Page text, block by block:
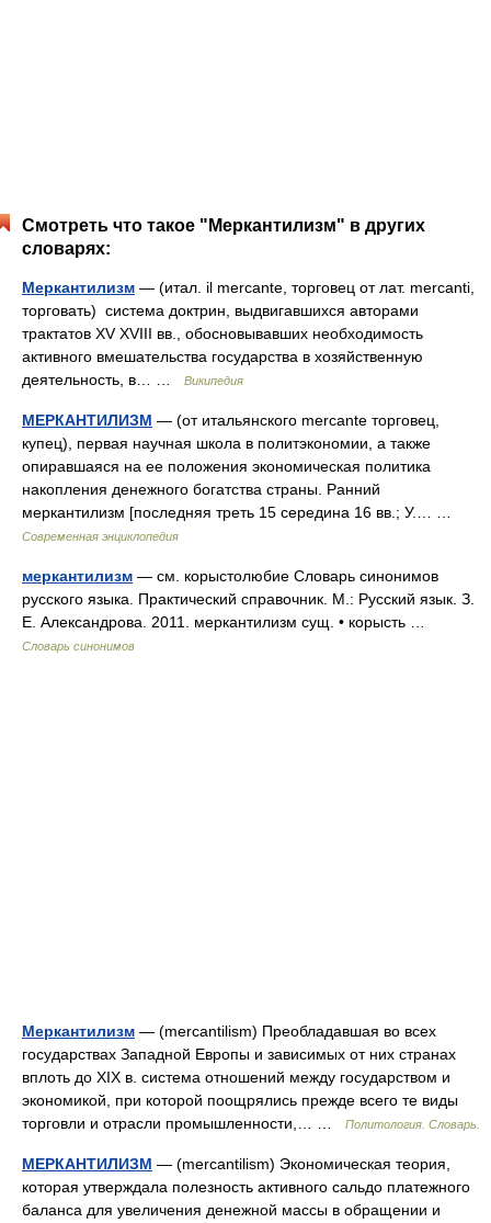
Смотреть что такое "Меркантилизм" в других
словарях:
Меркантилизм — (итал. il mercante, торговец от лат. mercanti,
торговать) система доктрин, выдвигавшихся авторами
трактатов XV XVIII вв., обосновывавших необходимость
активного вмешательства государства в хозяйственную
деятельность, в… …
Википедия
МЕРКАНТИЛИЗМ — (от итальянского mercante торговец,
купец), первая научная школа в политэкономии, а также
опиравшаяся на ее положения экономическая политика
накопления денежного богатства страны. Ранний
меркантилизм [последняя треть 15 середина 16 вв.; У.… …
Современная энциклопедия
меркантилизм — см. корыстолюбие Словарь синонимов
русского языка. Практический справочник. М.: Русский язык. З.
Е. Александрова. 2011. меркантилизм сущ. • корысть …
Словарь синонимов
Меркантилизм — (mercantilism) Преобладавшая во всех
государствах Западной Европы и зависимых от них странах
вплоть до XIX в. система отношений между государством и
экономикой, при которой поощрялись прежде всего те виды
торговли и отрасли промышленности,… …
Политология. Словарь.
МЕРКАНТИЛИЗМ — (mercantilism) Экономическая теория,
которая утверждала полезность активного сальдо платежного
баланса для увеличения денежной массы в обращении и